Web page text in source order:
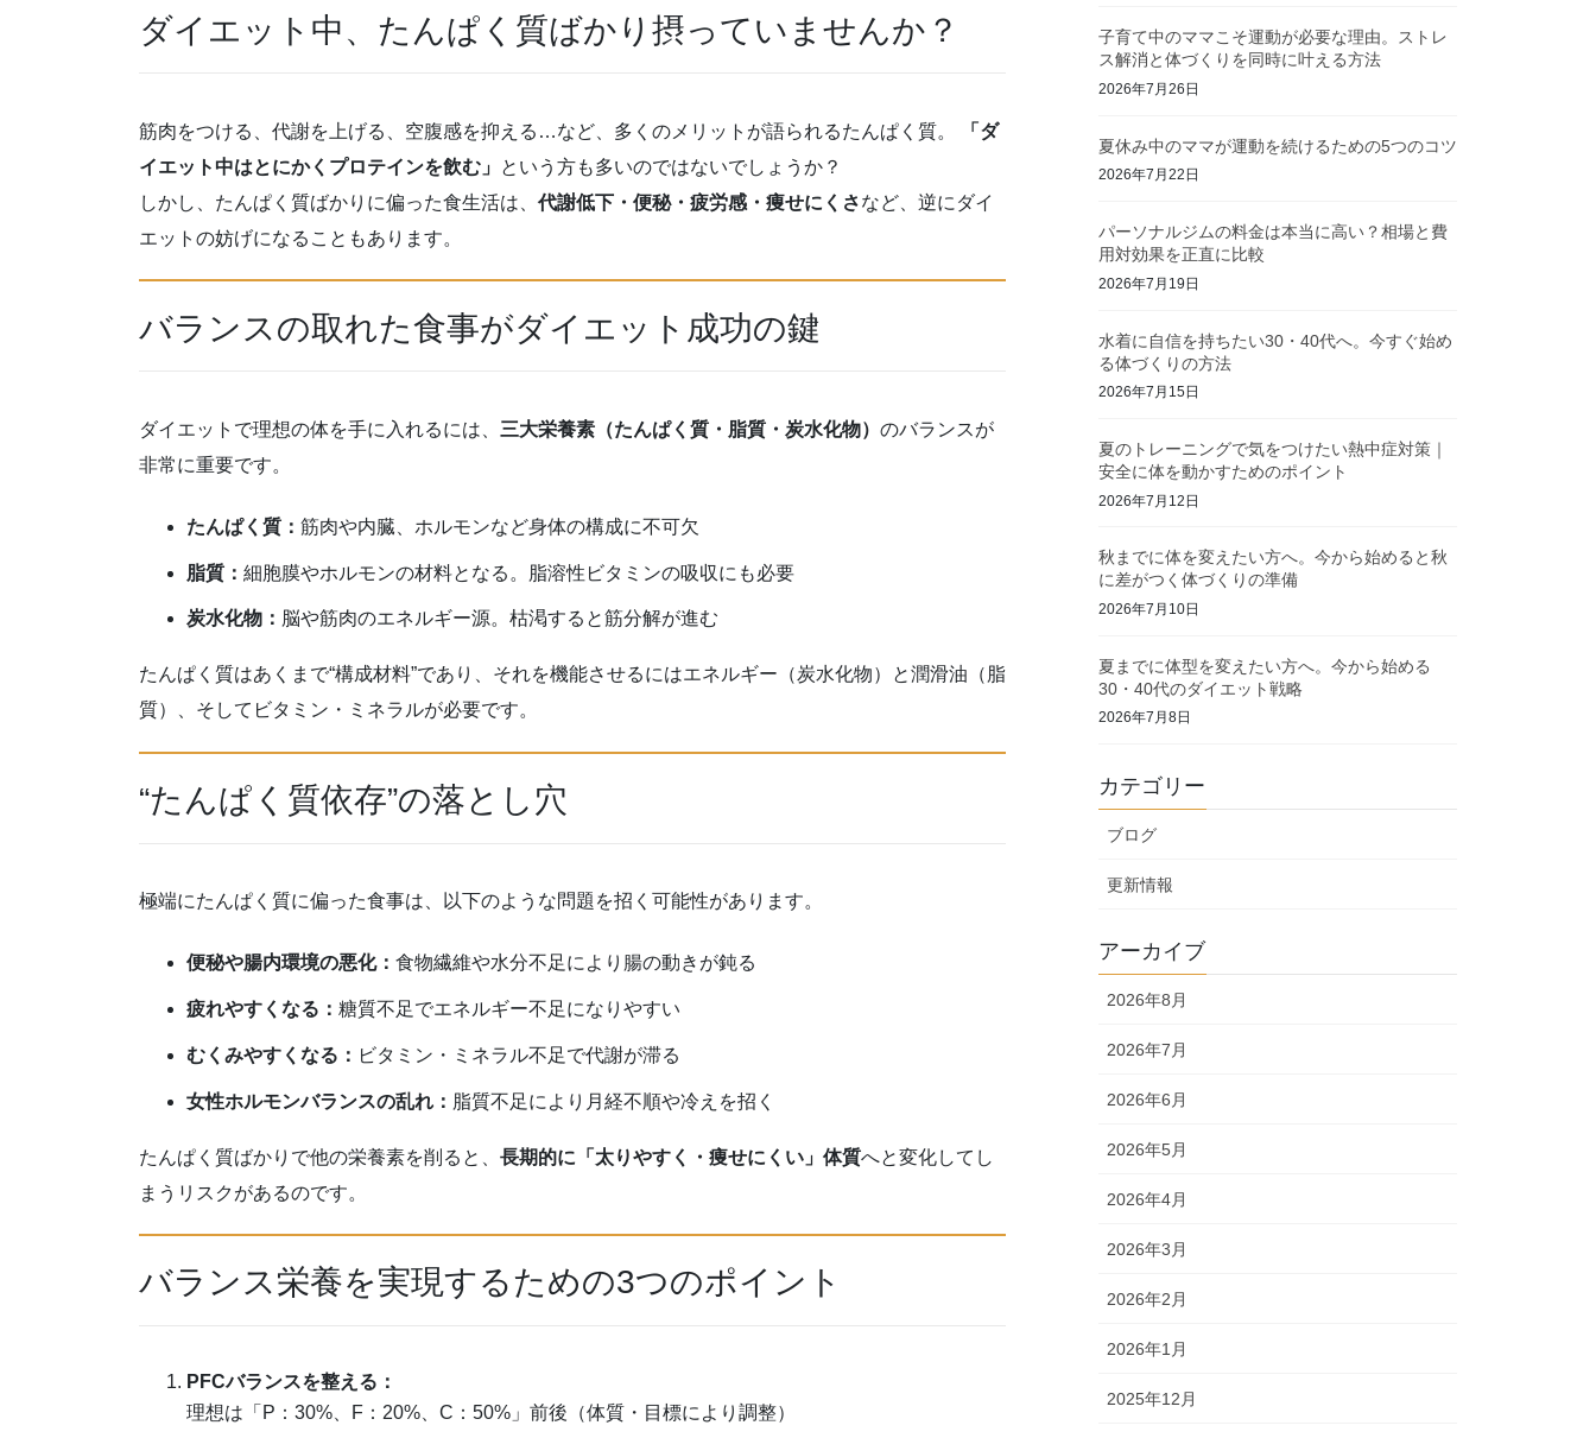
ダイエット中、たんぱく質ばかり摂っていませんか？
筋肉をつける、代謝を上げる、空腹感を抑える…など、多くのメリットが語られるたんぱく質。
「ダ
イエット中はとにかくプロテインを飲む」 という方も多いのではないでしょうか？
しかし、たんぱく質ばかりに偏った食生活は、 代謝低下・便秘・疲労感・痩せにくさなど、逆にダイ
エットの妨げになることもあります。
バランスの取れた食事がダイエット成功の鍵
ダイエットで理想の体を手に入れるには、 三大栄養素（たんぱく質・脂質・炭水化物） のバランスが
非常に重要です。
たんぱく質： 筋肉や内臓、ホルモンなど身体の構成に不可欠
脂質： 細胞膜やホルモンの材料となる。脂溶性ビタミンの吸収にも必要
炭水化物： 脳や筋肉のエネルギー源。枯渇すると筋分解が進む
たんぱく質はあくまで“構成材料”であり、それを機能させるにはエネルギー（炭水化物）と潤滑油（脂
質）、そしてビタミン・ミネラルが必要です。
“たんぱく質依存”の落とし穴
極端にたんぱく質に偏った食事は、以下のような問題を招く可能性があります。
便秘や腸内環境の悪化： 食物繊維や水分不足により腸の動きが鈍る
疲れやすくなる： 糖質不足でエネルギー不足になりやすい
むくみやすくなる： ビタミン・ミネラル不足で代謝が滞る
女性ホルモンバランスの乱れ： 脂質不足により月経不順や冷えを招く
たんぱく質ばかりで他の栄養素を削ると、 長期的に「太りやすく・痩せにくい」体質へと変化してし
まうリスクがあるのです。
バランス栄養を実現するための3つのポイント
PFCバランスを整える：
理想は「P：30%、F：20%、C：50%」前後（体質・目標により調整）
子育て中のママこそ運動が必要な理由。ストレ
ス解消と体づくりを同時に叶える方法
2026年7月26日
夏休み中のママが運動を続けるための5つのコツ
2026年7月22日
パーソナルジムの料金は本当に高い？相場と費
用対効果を正直に比較
2026年7月19日
水着に自信を持ちたい30・40代へ。今すぐ始め
る体づくりの方法
2026年7月15日
夏のトレーニングで気をつけたい熱中症対策｜
安全に体を動かすためのポイント
2026年7月12日
秋までに体を変えたい方へ。今から始めると秋
に差がつく体づくりの準備
2026年7月10日
夏までに体型を変えたい方へ。今から始める
30・40代のダイエット戦略
2026年7月8日
カテゴリー
ブログ
更新情報
アーカイブ
2026年8月
2026年7月
2026年6月
2026年5月
2026年4月
2026年3月
2026年2月
2026年1月
2025年12月